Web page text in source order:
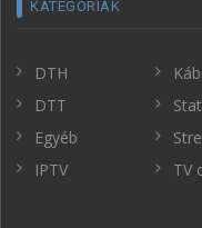
KATEGÓRIÁK
DTH
DTT
Egyéb
IPTV
TV